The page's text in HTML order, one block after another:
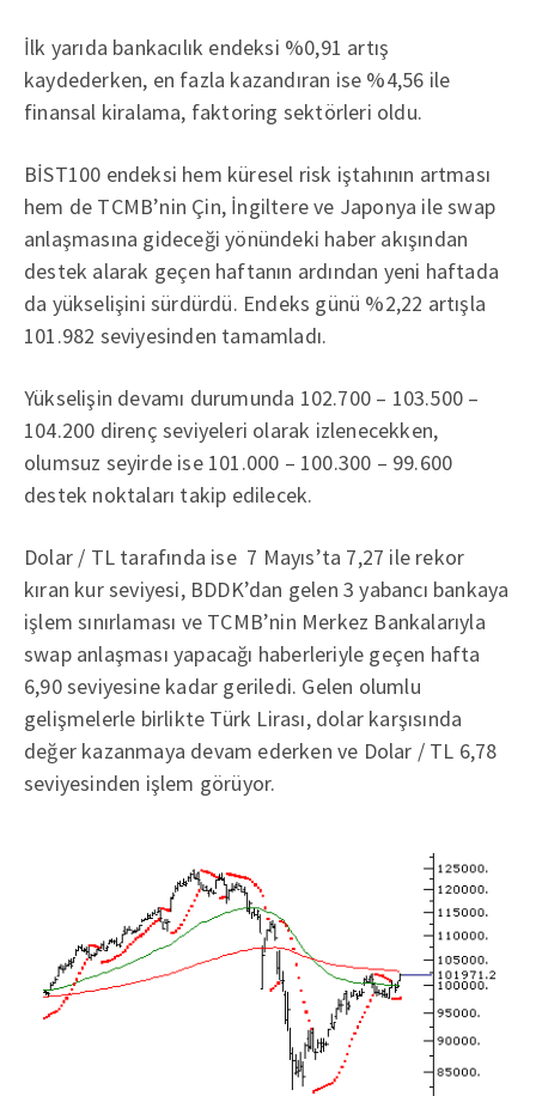
İlk yarıda bankacılık endeksi %0,91 artış
kaydederken, en fazla kazandıran ise %4,56 ile
finansal kiralama, faktoring sektörleri oldu.
BİST100 endeksi hem küresel risk iştahının artması
hem de TCMB’nin Çin, İngiltere ve Japonya ile swap
anlaşmasına gideceği yönündeki haber akışından
destek alarak geçen haftanın ardından yeni haftada
da yükselişini sürdürdü. Endeks günü %2,22 artışla
101.982 seviyesinden tamamladı.
Yükselişin devamı durumunda 102.700 – 103.500 –
104.200 direnç seviyeleri olarak izlenecekken,
olumsuz seyirde ise 101.000 – 100.300 – 99.600
destek noktaları takip edilecek.
Dolar / TL tarafında ise 7 Mayıs’ta 7,27 ile rekor
kıran kur seviyesi, BDDK’dan gelen 3 yabancı bankaya
işlem sınırlaması ve TCMB’nin Merkez Bankalarıyla
swap anlaşması yapacağı haberleriyle geçen hafta
6,90 seviyesine kadar geriledi. Gelen olumlu
gelişmelerle birlikte Türk Lirası, dolar karşısında
değer kazanmaya devam ederken ve Dolar / TL 6,78
seviyesinden işlem görüyor.